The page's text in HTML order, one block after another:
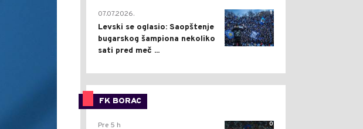
1
07.07.2026.
Levski se oglasio: Saopštenje
bugarskog šampiona nekoliko
sati pred meč ...
FK BORAC
0
Pre 5 h